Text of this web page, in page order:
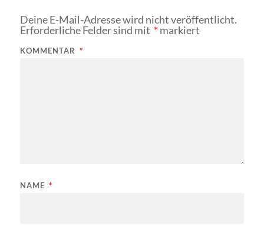
Deine E-Mail-Adresse wird nicht veröffentlicht.
Erforderliche Felder sind mit *markiert
KOMMENTAR *
NAME *